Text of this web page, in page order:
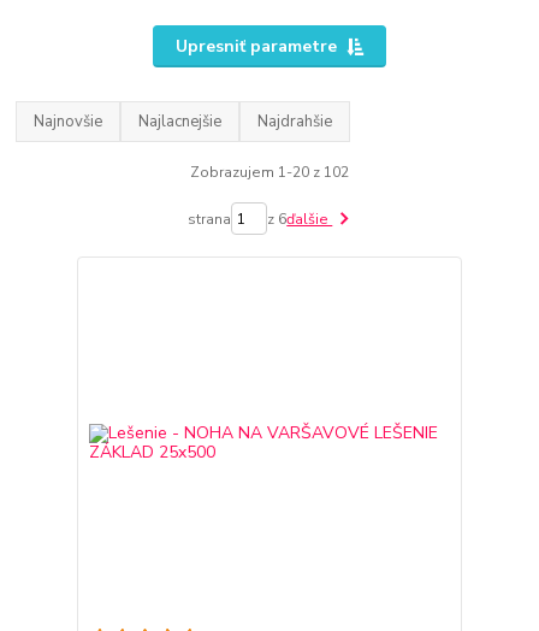
Upresniť parametre
Najnovšie Najlacnejšie Najdrahšie
Zobrazujem 1-20 z 102
strana z 6ďalšie